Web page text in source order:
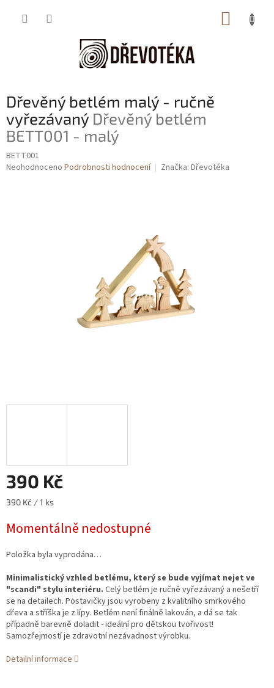
Dřevěný betlém malý - ručně
vyřezávaný Dřevěný betlém
BETT001 - malý
BETT001
Průměrné
Neohodnoceno Podrobnosti hodnocení Značka: Dřevotéka
390 Kč
Měrná
390 Kč / 1 ks
Momentálně nedostupné
Položka byla vyprodána…
Minimalistický vzhled betlému, který se bude vyjímat nejet ve
"scandi" stylu interiéru. Celý betlém je ručně vyřezávaný a nešetří
se na detailech. Postavičky jsou vyrobeny z kvalitního smrkového
dřeva a stříška je z lípy. Betlém není finálně lakován, a dá se tak
případně barevně doladit - ideální pro dětskou tvořivost!
Samozřejmostí je zdravotní nezávadnost výrobku.
Detailní informace